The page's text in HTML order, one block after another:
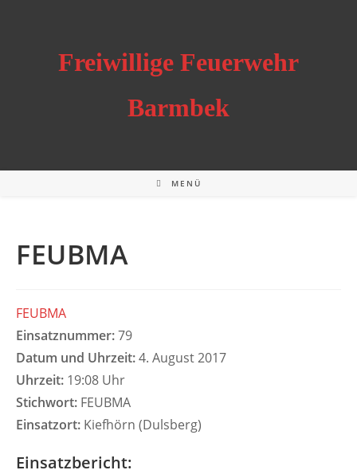
Freiwillige Feuerwehr
Barmbek
MENÜ
FEUBMA
FEUBMA
Einsatznummer:79
Datum und Uhrzeit:4. August 2017
Uhrzeit: 19:08 Uhr
Stichwort: FEUBMA
Einsatzort: Kiefhörn (Dulsberg)
Einsatzbericht: